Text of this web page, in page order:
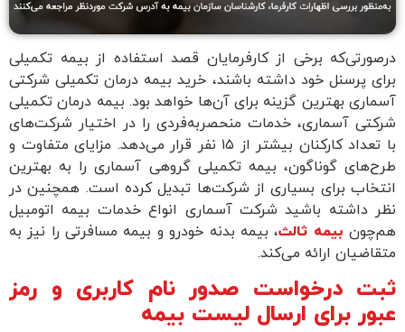
در‌صورتی‌که برخی از کارفرمایان قصد استفاده از بیمه تکمیلی
برای پرسنل خود داشته باشند، خرید بیمه درمان تکمیلی شرکتی
آسماری بهترین گزینه برای آن‌ها خواهد بود. بیمه درمان تکمیلی
شرکتی آسماری، خدمات منحصر‌به‌فردی را در اختیار شرکت‌های
با تعداد کارکنان بیشتر از ۱۵ نفر قرار می‌دهد. مزایای متفاوت و
طرح‌های گوناگون، بیمه تکمیلی گروهی آسماری را به بهترین
انتخاب برای بسیاری از شرکت‌ها تبدیل کرده است. همچنین در
نظر داشته باشید شرکت آسماری انواع خدمات بیمه اتومبیل
هم‌چون بیمه ثالث، بیمه بدنه خودرو و بیمه مسافرتی را نیز به
متقاضیان ارائه می‌کند.
ثبت درخواست صدور نام کاربری و رمز
عبور برای ارسال لیست بیمه